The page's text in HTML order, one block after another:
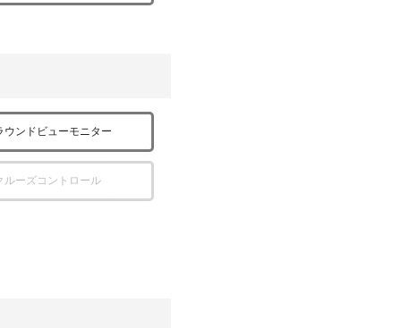
ウンドビューモニター
ルーズコントロール